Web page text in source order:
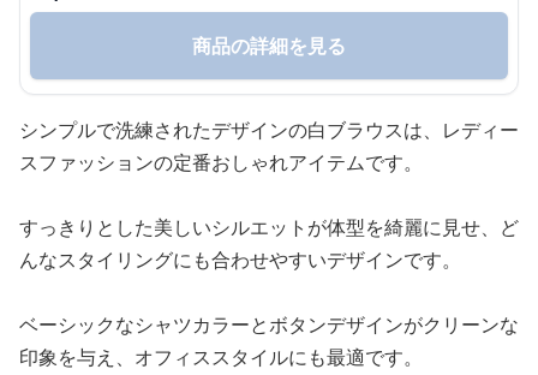
商品の詳細を見る
シンプルで洗練されたデザインの白ブラウスは、レディー
スファッションの定番おしゃれアイテムです。
すっきりとした美しいシルエットが体型を綺麗に見せ、ど
んなスタイリングにも合わせやすいデザインです。
ベーシックなシャツカラーとボタンデザインがクリーンな
印象を与え、オフィススタイルにも最適です。